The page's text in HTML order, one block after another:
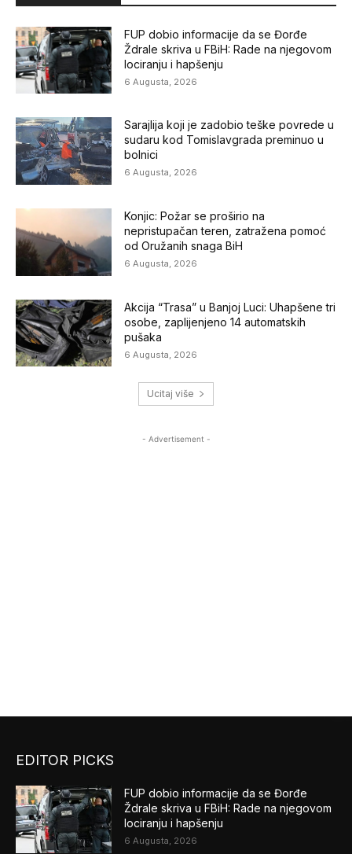
FUP dobio informacije da se Đorđe
Ždrale skriva u FBiH: Rade na njegovom
lociranju i hapšenju
6 Augusta, 2026
Sarajlija koji je zadobio teške povrede u
sudaru kod Tomislavgrada preminuo u
bolnici
6 Augusta, 2026
Konjic: Požar se proširio na
nepristupačan teren, zatražena pomoć
od Oružanih snaga BiH
6 Augusta, 2026
Akcija “Trasa” u Banjoj Luci: Uhapšene tri
osobe, zaplijenjeno 14 automatskih
pušaka
6 Augusta, 2026
Ucitaj više
- Advertisement -
EDITOR PICKS
FUP dobio informacije da se Đorđe
Ždrale skriva u FBiH: Rade na njegovom
lociranju i hapšenju
6 Augusta, 2026